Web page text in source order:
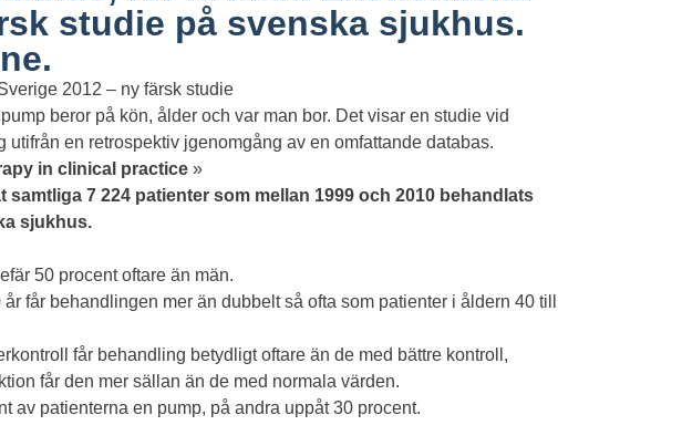
studie på svenska sjukhus.
2012 – ny färsk studie
beror på kön, ålder och var man bor. Det visar en studie vid
utifrån en retrospektiv jgenomgång av en omfattande databas.
in clinical practice»
samtliga 7 224 patienter som mellan 1999 och 2010 behandlats
sjukhus.
50 procent oftare än män.
får behandlingen mer än dubbelt så ofta som patienter i åldern 40 till
får behandling betydligt oftare än de med bättre kontroll,
får den mer sällan än de med normala värden.
av patienterna en pump, på andra uppåt 30 procent.